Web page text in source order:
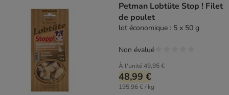
Petman Lobtüte Stop ! Filet
de poulet
lot économique : 5 x 50 g
À l'unité49,95 €
48,99 €
195,96 € / kg
Non évalué